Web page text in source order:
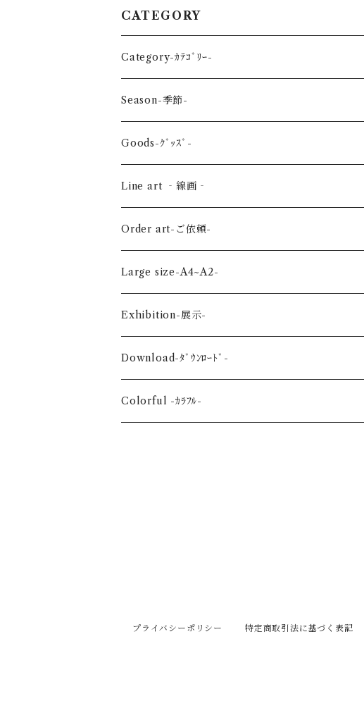
CATEGORY
Category-ｶﾃｺﾞﾘｰ-
reptile-爬虫類-
Sea-海の生き物-
Bird-鳥-
Land-陸の生き物-
Planet-惑星-
Flower-花-
Wedding-婚礼-
Event-祝祭-
Season-季節-
Spring-春-
Summer-夏-
Autumn-秋-
Winter-冬-
Goods-ｸﾞｯｽﾞ-
Key ring -ｷｰﾎﾙﾀﾞｰ
Art panel -ｱｰﾄﾊﾟﾈﾙ-
Acrylic figure -ｱｸﾘﾙﾌｨｷﾞｭｱ-
Line art ‐線画‐
Flower ‐花-
Mini -ミニ-
Okinawa-沖縄-
Order art-ご依頼-
Large size-A4~A2-
A4
A3
A2
Exhibition-展示-
Download-ﾀﾞｳﾝﾛｰﾄﾞ-
Alphabet-文字-
Colorful -ｶﾗﾌﾙ-
プライバシーポリシー 特定商取引法に基づく表記